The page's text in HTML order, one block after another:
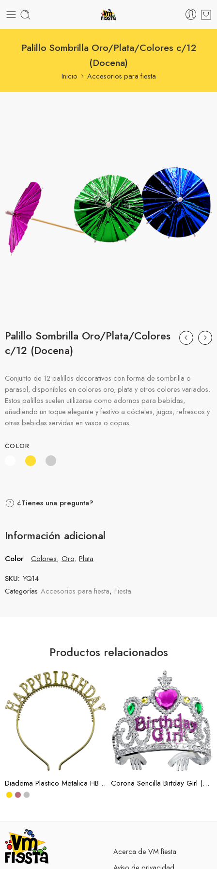
Palillo Sombrilla Oro/Plata/Colores c/12
(Docena)
Inicio Accesorios para fiesta
Palillo Sombrilla Oro/Plata/Colores
c/12 (Docena)
Conjunto de 12 palillos decorativos con forma de sombrilla o
parasol, disponibles en colores oro, plata y otros colores variados.
Estos palillos suelen utilizarse como adornos para bebidas,
añadiendo un toque elegante y festivo a cócteles, jugos, refrescos y
otras bebidas servidas en vasos o copas.
COLOR
¿Tienes una pregunta?
Información adicional
Color Colores, Oro, Plata
SKU: YQ14
Categorías Accesorios para fiesta, Fiesta
Productos relacionados
Diadema Plastico Metalica HBD 3 Colores (Docena)
Oro Rosa
Plata
Corona Sencilla Birtday Girl (Docena)
Acerca de VM fiesta